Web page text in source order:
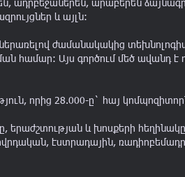
2015
2013
2012
2011
ադրբեջաներեն, արաբերեն
և այլն:
ժամանակակից
Այս գործում մեծ ավանդ է
որից 28.000-ը` հայ
և խոսքերի
էստրադային,